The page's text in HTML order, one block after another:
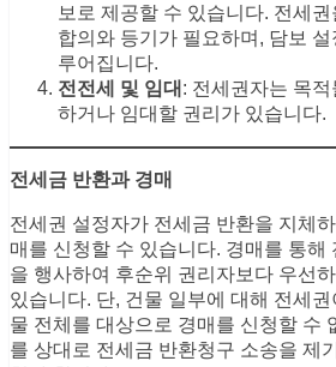
보로 제공할 수 있습니다. 전세
합의와 등기가 필요하며, 담보 설
루어집니다.
전전세 및 임대 : 전세권자는 목
하거나 임대할 권리가 있습니다.
전세금 반환과 경매
전세권 설정자가 전세금 반환을 지체
매를 신청할 수 있습니다. 경매를 통해
을 행사하여 후순위 권리자보다 우선
있습니다. 단, 건물 일부에 대해 전세
물 전체를 대상으로 경매를 신청할 수
를 상대로 전세금 반환청구 소송을 제